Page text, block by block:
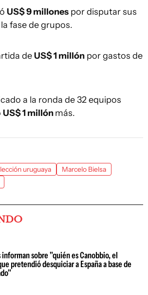
US$ 9 millones por disputar sus
fase de grupos.
deUS$ 1 millón por gastos de
a la ronda de 32 equipos
US$ 1 millónmás.
uruguaya
Marcelo Bielsa
informan sobre "quién es Canobbio, el
pretendió desquiciar a España a base de